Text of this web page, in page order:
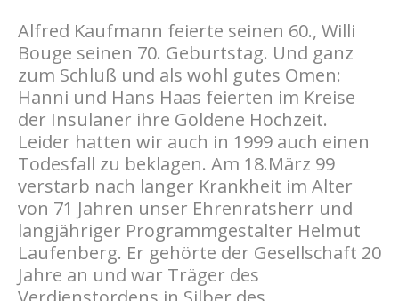
Alfred Kaufmann feierte seinen 60., Willi
Bouge seinen 70. Geburtstag. Und ganz
zum Schluß und als wohl gutes Omen:
Hanni und Hans Haas feierten im Kreise
der Insulaner ihre Goldene Hochzeit.
Leider hatten wir auch in 1999 auch einen
Todesfall zu beklagen. Am 18.März 99
verstarb nach langer Krankheit im Alter
von 71 Jahren unser Ehrenratsherr und
langjähriger Programmgestalter Helmut
Laufenberg. Er gehörte der Gesellschaft 20
Jahre an und war Träger des